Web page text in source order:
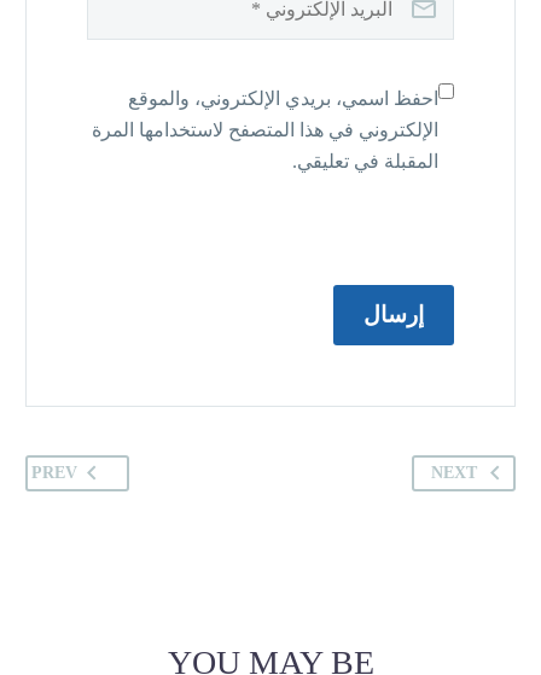
احفظ اسمي، بريدي الإلكتروني، والموقع
الإلكتروني في هذا المتصفح لاستخدامها المرة
المقبلة في تعليقي.
إرسال
PREV NEXT
YOU MAY BE